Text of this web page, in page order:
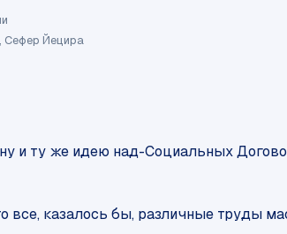
Сефер Йецира
и ту же идею над-Социальных
все, казалось бы, различные труды